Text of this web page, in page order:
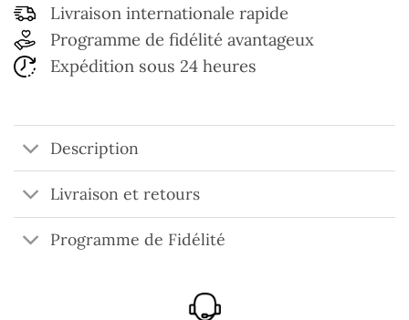
Livraison internationale rapide
Programme de fidélité avantageux
Expédition sous 24 heures
Description
Livraison et retours
Programme de Fidélité